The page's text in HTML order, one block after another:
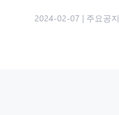
2024-02-07 | 주요공지